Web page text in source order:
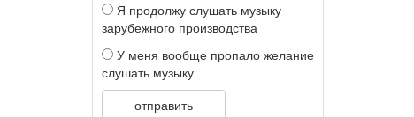
Я продолжу слушать музыку
зарубежного производства
У меня вообще пропало желание
слушать музыку
отправить